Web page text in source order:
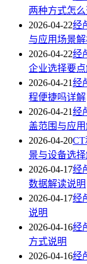
两种方式怎
2026-04-22经
与应用场景
2026-04-22经
企业选择要
2026-04-21经
程便捷吗详解
2026-04-21经
盖范围与应
2026-04-20
景与设备选
2026-04-17经
数据解读说明
2026-04-17经
说明
2026-04-16经
方式说明
2026-04-16经